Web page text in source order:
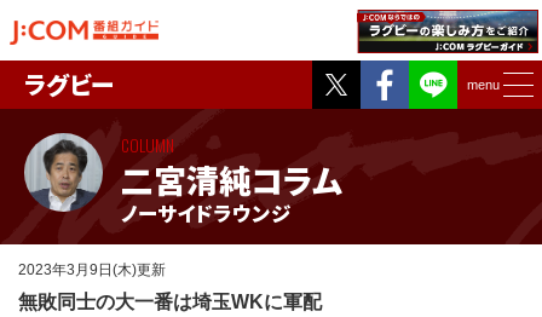
Twitter
Facebook
menu
ラグビー
二宮清純コラム
ノーサイドラウンジ
COLUMN
2023年3月9日(木)更新
無敗同士の大一番は埼玉WKに軍配